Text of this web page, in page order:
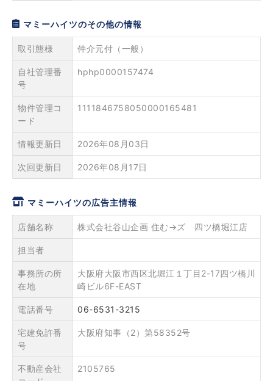
マミーハイツのその他の情報
取引態様 仲介元付（一般）
自社管理番
号
hphp0000157474
物件管理コ
ード
1111846758050000165481
情報更新日 2026年08月03日
次回更新日 2026年08月17日
マミーハイツの広告主情報
店舗名称 株式会社谷山企画 住む→ズ 四ツ橋堀江店
担当者
事務所の所
在地
大阪府大阪市西区北堀江１丁目2-17四ツ橋川
崎ビル6F-EAST
電話番号 06-6531-3215
宅建免許番
号
大阪府知事（2）第58352号
不動産会社
2105765